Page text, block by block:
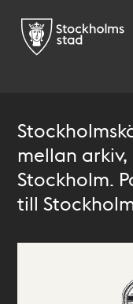
mellan
Stockholm.
till